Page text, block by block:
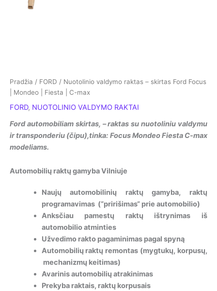
Pradžia / FORD / Nuotolinio valdymo raktas – skirtas Ford Focus
| Mondeo | Fiesta | C-max
FORD, NUOTOLINIO VALDYMO RAKTAI
Ford automobiliam skirtas, – raktas su nuotoliniu valdymu
ir transponderiu (čipu),tinka: Focus Mondeo Fiesta C-max
modeliams.
Automobilių raktų gamyba Vilniuje
Naujų automobilinių raktų gamyba, raktų
programavimas (“pririšimas“ prie automobilio)
Anksčiau pamestų raktų ištrynimas iš
automobilio atminties
Užvedimo rakto pagaminimas pagal spyną
Automobilių raktų remontas (mygtukų, korpusų,
mechanizmų keitimas)
Avarinis automobilių atrakinimas
Prekyba raktais, raktų korpusais